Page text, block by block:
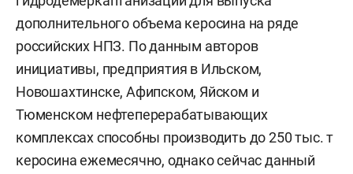
дополнительного объема керосина на ряде
российских НПЗ. По данным авторов
инициативы, предприятия в Ильском,
Новошахтинске, Афипском, Яйском и
Тюменском нефтеперерабатывающих
комплексах способны производить до 250 тыс. т
керосина ежемесячно, однако сейчас данный